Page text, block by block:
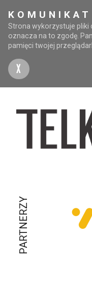
Strona wykorzystuje pliki
oznacza na to zgodę.
pamięci twojej
X
PARTNERZY